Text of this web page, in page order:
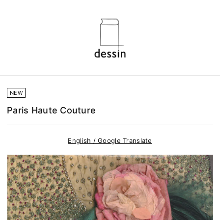
NEW
Paris Haute Couture
English / Google Translate